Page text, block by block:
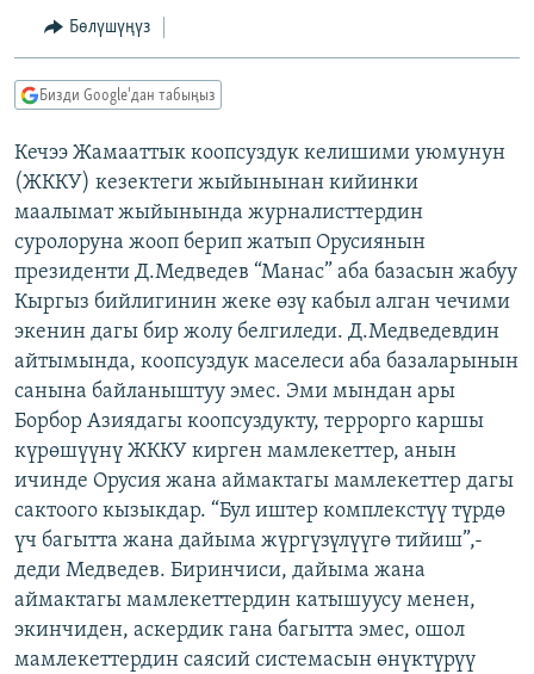
БҮГҮН АЗАТТЫКТА
ДАНИСТЕ
ЭЖЕ-СИҢДИЛЕР
АЗАТТЫК+
ЫҢГАЙСЫЗ СУРООЛОР
ПОДКАСТ
ЭЕ/АРнун бардык сайттары
Бөлүшүңүз
Бизди Google'дан табыңыз
Кечээ Жамааттык коопсуздук келишими уюмунун
(ЖККУ) кезектеги жыйынынан кийинки
маалымат жыйынында журналисттердин
суролоруна жооп берип жатып Орусиянын
президенти Д.Медведев “Манас” аба базасын жабуу
Кыргыз бийлигинин жеке өзү кабыл алган чечими
экенин дагы бир жолу белгиледи. Д.Медведевдин
айтымында, коопсуздук маселеси аба базаларынын
санына байланыштуу эмес. Эми мындан ары
Борбор Азиядагы коопсуздукту, террорго каршы
күрөшүүнү ЖККУ кирген мамлекеттер, анын
ичинде Орусия жана аймактагы мамлекеттер дагы
сактоого кызыкдар. “Бул иштер комплекстүү түрдө
үч багытта жана дайыма жүргүзүлүүгө тийиш”,-
деди Медведев. Биринчиси, дайыма жана
аймактагы мамлекеттердин катышуусу менен,
экинчиден, аскердик гана багытта эмес, ошол
мамлекеттердин саясий системасын өнүктүрүү